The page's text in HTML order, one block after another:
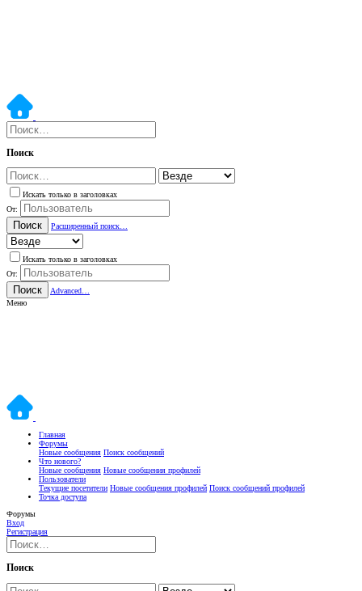
Поиск
Искать только в заголовках
От:
Поиск Расширенный поиск…
Искать только в заголовках
От:
Поиск
Advanced…
Меню
Главная
Форумы
Новые сообщения Поиск сообщений
Что нового?
Новые сообщения Новые сообщения профилей
Пользователи
Текущие посетители Новые сообщения профилей Поиск сообщений профилей
Точка доступа
Форумы
Вход
Регистрация
Поиск